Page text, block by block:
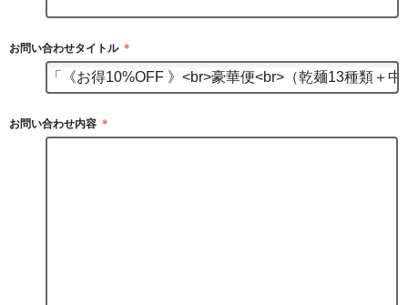
お問い合わせタイトル ＊
お問い合わせ内容 ＊